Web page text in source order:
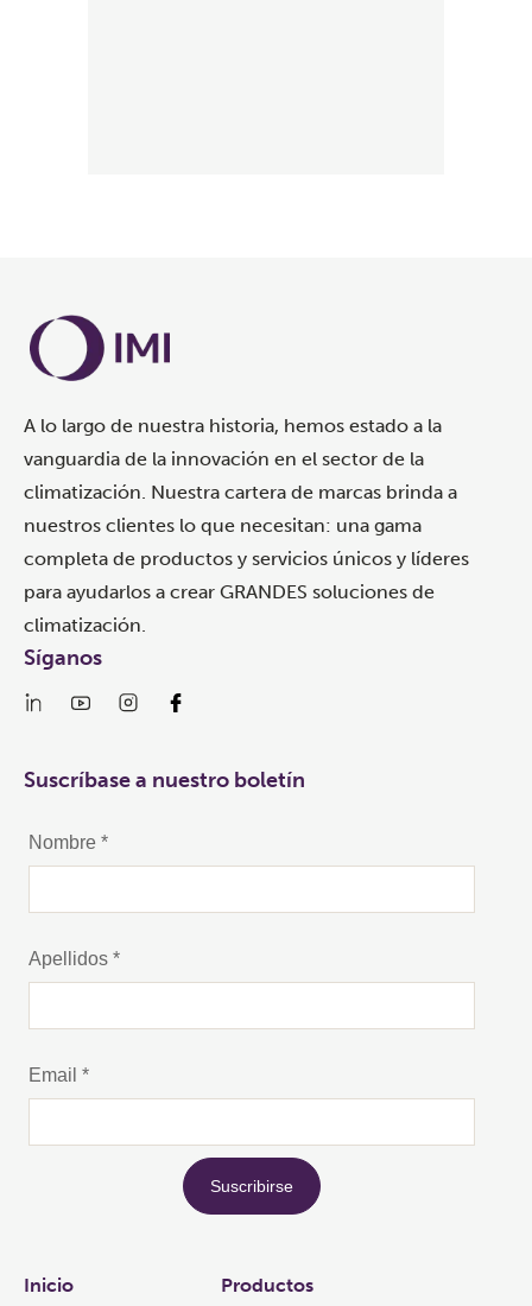
A lo largo de nuestra historia, hemos estado a la
vanguardia de la innovación en el sector de la
climatización. Nuestra cartera de marcas brinda a
nuestros clientes lo que necesitan: una gama
completa de productos y servicios únicos y líderes
para ayudarlos a crear GRANDES soluciones de
climatización.
Links
Inicio Productos
Síganos
Suscríbase a nuestro boletín